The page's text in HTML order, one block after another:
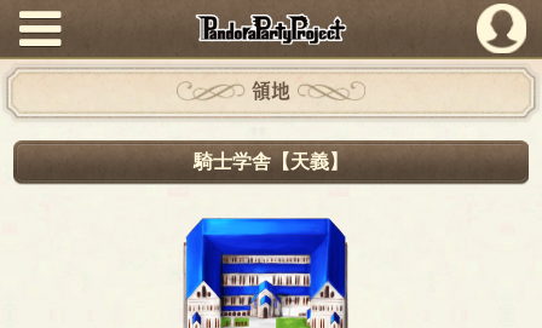
PandoraPartyProject
領地
騎士学舎【天義】